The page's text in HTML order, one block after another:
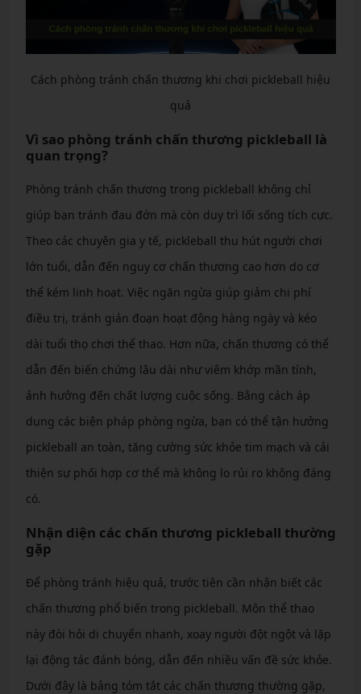
Cách phòng tránh chấn thương khi chơi pickleball hiệu
quả
Vì sao phòng tránh chấn thương pickleball là
quan trọng?
Phòng tránh chấn thương trong pickleball không chỉ
giúp bạn tránh đau đớn mà còn duy trì lối sống tích cực.
Theo các chuyên gia y tế, pickleball thu hút người chơi
lớn tuổi, dẫn đến nguy cơ chấn thương cao hơn do cơ
thể kém linh hoạt. Việc ngăn ngừa giúp giảm chi phí
điều trị, tránh gián đoạn hoạt động hàng ngày và kéo
dài tuổi thọ chơi thể thao. Hơn nữa, chấn thương có thể
dẫn đến biến chứng lâu dài như viêm khớp mãn tính,
ảnh hưởng đến chất lượng cuộc sống. Bằng cách áp
dụng các biện pháp phòng ngừa, bạn có thể tận hưởng
pickleball an toàn, tăng cường sức khỏe tim mạch và cải
thiện sự phối hợp cơ thể mà không lo rủi ro không đáng
có.
Nhận diện các chấn thương pickleball thường
gặp
Để phòng tránh hiệu quả, trước tiên cần nhận biết các
chấn thương phổ biến trong pickleball. Môn thể thao
này đòi hỏi di chuyển nhanh, xoay người đột ngột và lặp
lại động tác đánh bóng, dẫn đến nhiều vấn đề sức khỏe.
Dưới đây là bảng tóm tắt các chấn thương thường gặp,